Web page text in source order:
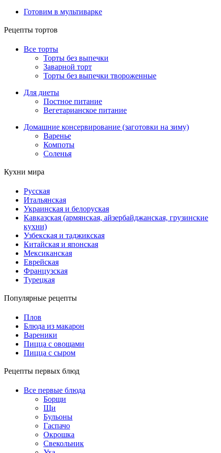
Готовим в мультиварке
Рецепты тортов
Все торты
Торты без выпечки
Заварной торт
Торты без выпечки твороженные
Для диеты
Постное питание
Вегетарианское питание
Домашние консервирование (заготовки на зиму)
Варенье
Компоты
Соленья
Кухни мира
Русская
Итальянская
Украинская и белоруская
Кавказская (армянская, айзербайджанская, грузинские
кухни)
Узбекская и таджикская
Китайская и японская
Мексиканская
Еврейская
Французская
Турецкая
Популярные рецепты
Плов
Блюда из макарон
Вареники
Пицца с овощами
Пицца с сыром
Рецепты первых блюд
Все первые блюда
Борщи
Щи
Бульоны
Гаспачо
Окрошка
Свекольник